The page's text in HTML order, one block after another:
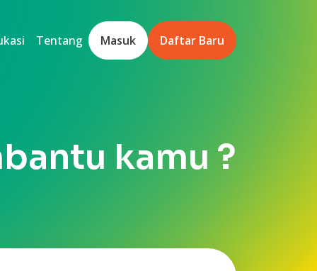
Tentang Masuk Daftar Baru
kamu ?